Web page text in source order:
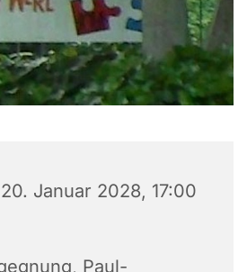
Januar 2028, 17:00
Paul-